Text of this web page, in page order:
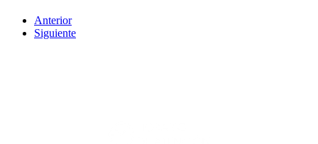
Anterior
Siguiente